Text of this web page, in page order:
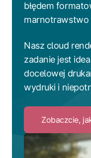
błędem
marnotrawstwo
Nasz cloud
zadanie jest
docelowej
wydruki i
Zobaczcie,